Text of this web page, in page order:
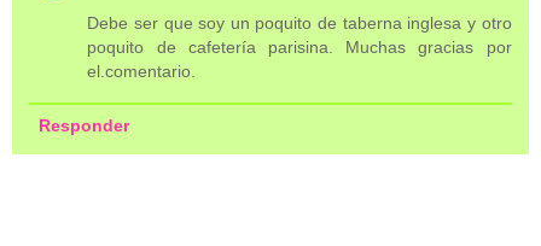
Debe ser que soy un poquito de taberna inglesa y otro
poquito de cafetería parisina. Muchas gracias por
el.comentario.
Responder